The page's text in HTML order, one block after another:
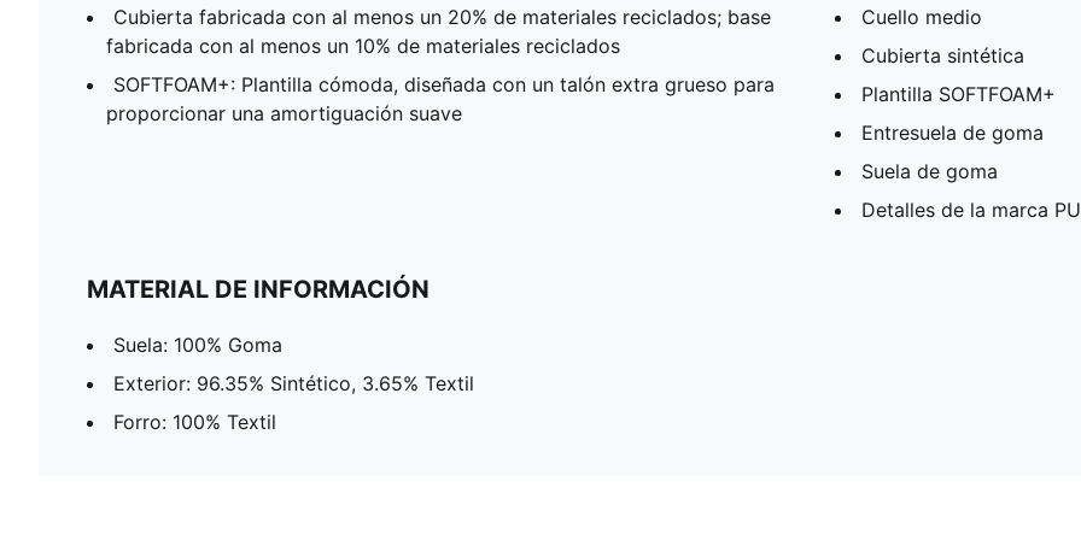
Cubierta fabricada con al menos un 20% de materiales reciclados; base
fabricada con al menos un 10% de materiales reciclados
SOFTFOAM+: Plantilla cómoda, diseñada con un talón extra grueso para
proporcionar una amortiguación suave
Cuello medio
Cubierta sintética
Plantilla SOFTFOAM+
Entresuela de goma
Suela de goma
Detalles de la marca
MATERIAL DE INFORMACIÓN
Suela: 100% Goma
Exterior: 96.35% Sintético, 3.65% Textil
Forro: 100% Textil